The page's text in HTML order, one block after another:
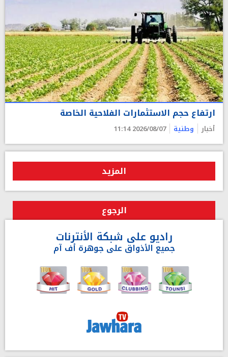
ارتفاع حجم الاستثمارات الفلاحية الخاصة
أخبار وطنية 2026/08/07 11:14
المزيد
الرجوع
راديو على شبكة الأنترنات
جميع الأذواق على جوهرة أف آم